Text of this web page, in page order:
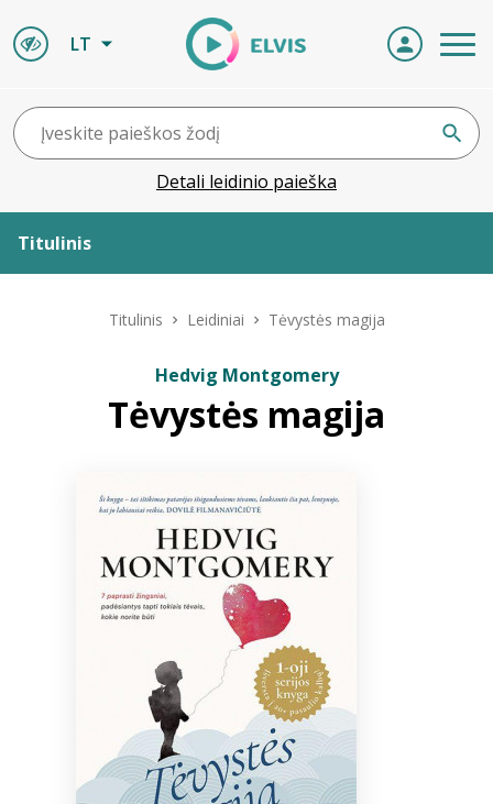
LT
Detali leidinio paieška
Titulinis
ELVIS atvyksta
Naujienos
Bibliotekoms
info@elvislab.lt
Titulinis Leidiniai Tėvystės magija
Hedvig Montgomery
Tėvystės magija